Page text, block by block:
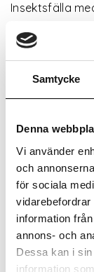
Samtycke
Denna
Vi använder
och
för sociala
vidarebefordrar
information
annons- och
Dessa kan i
information
Insektsfälla
monitorering
växter i
och helt utan
skadeinsekter.
Attraktiv färg
Artikelnr: MC22496
Finns i lager
Inkl. moms: